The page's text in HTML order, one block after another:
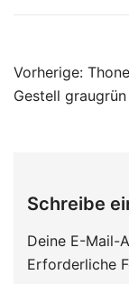
Vorherige:
Gestell
Schreibe
Deine E-Mail-
Erforderliche